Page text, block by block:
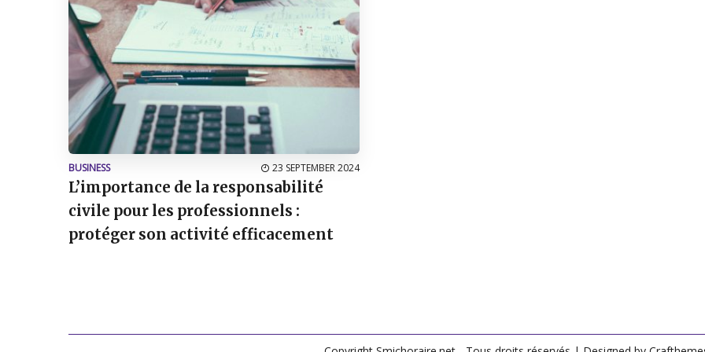
BUSINESS 23 SEPTEMBER 2024
L’importance de la responsabilité
civile pour les professionnels :
protéger son activité efficacement